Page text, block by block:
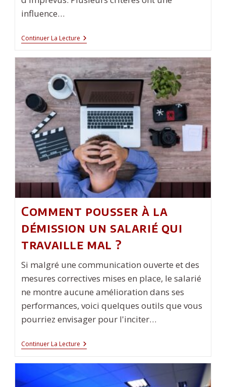
influence…
Continuer La Lecture Comment
Comparer
Coût
Total
De
Assurances
De
Prêt
Immobilier
Comment pousser à la
démission un salarié qui
travaille mal ?
Si malgré une communication ouverte et des
mesures correctives mises en place, le salarié
ne montre aucune amélioration dans ses
performances, voici quelques outils que vous
pourriez envisager pour l'inciter…
Continuer La Lecture Comment
Pousser